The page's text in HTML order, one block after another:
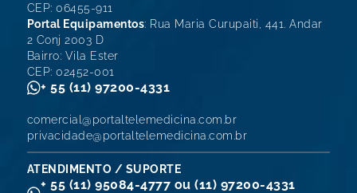
CEP: 06455-911
Portal Equipamentos: Rua Maria Curupaiti, 441. Andar
2 Conj 2003 D
Bairro: Vila Ester
CEP: 02452-001
+ 55 (11) 97200-4331
comercial@portaltelemedicina.com.br
privacidade@portaltelemedicina.com.br
ATENDIMENTO / SUPORTE
+ 55 (11) 95084-4777 ou (11) 97200-4331